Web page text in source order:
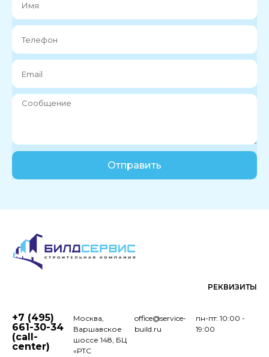
Отправить
РЕКВИЗИТЫ
+7 (495)
661-30-34
(call-
center)
Москва,
Варшавское
шоссе 148, БЦ
«РТС
пн-пт: 10:00 -
19:00
office@service-
build.ru